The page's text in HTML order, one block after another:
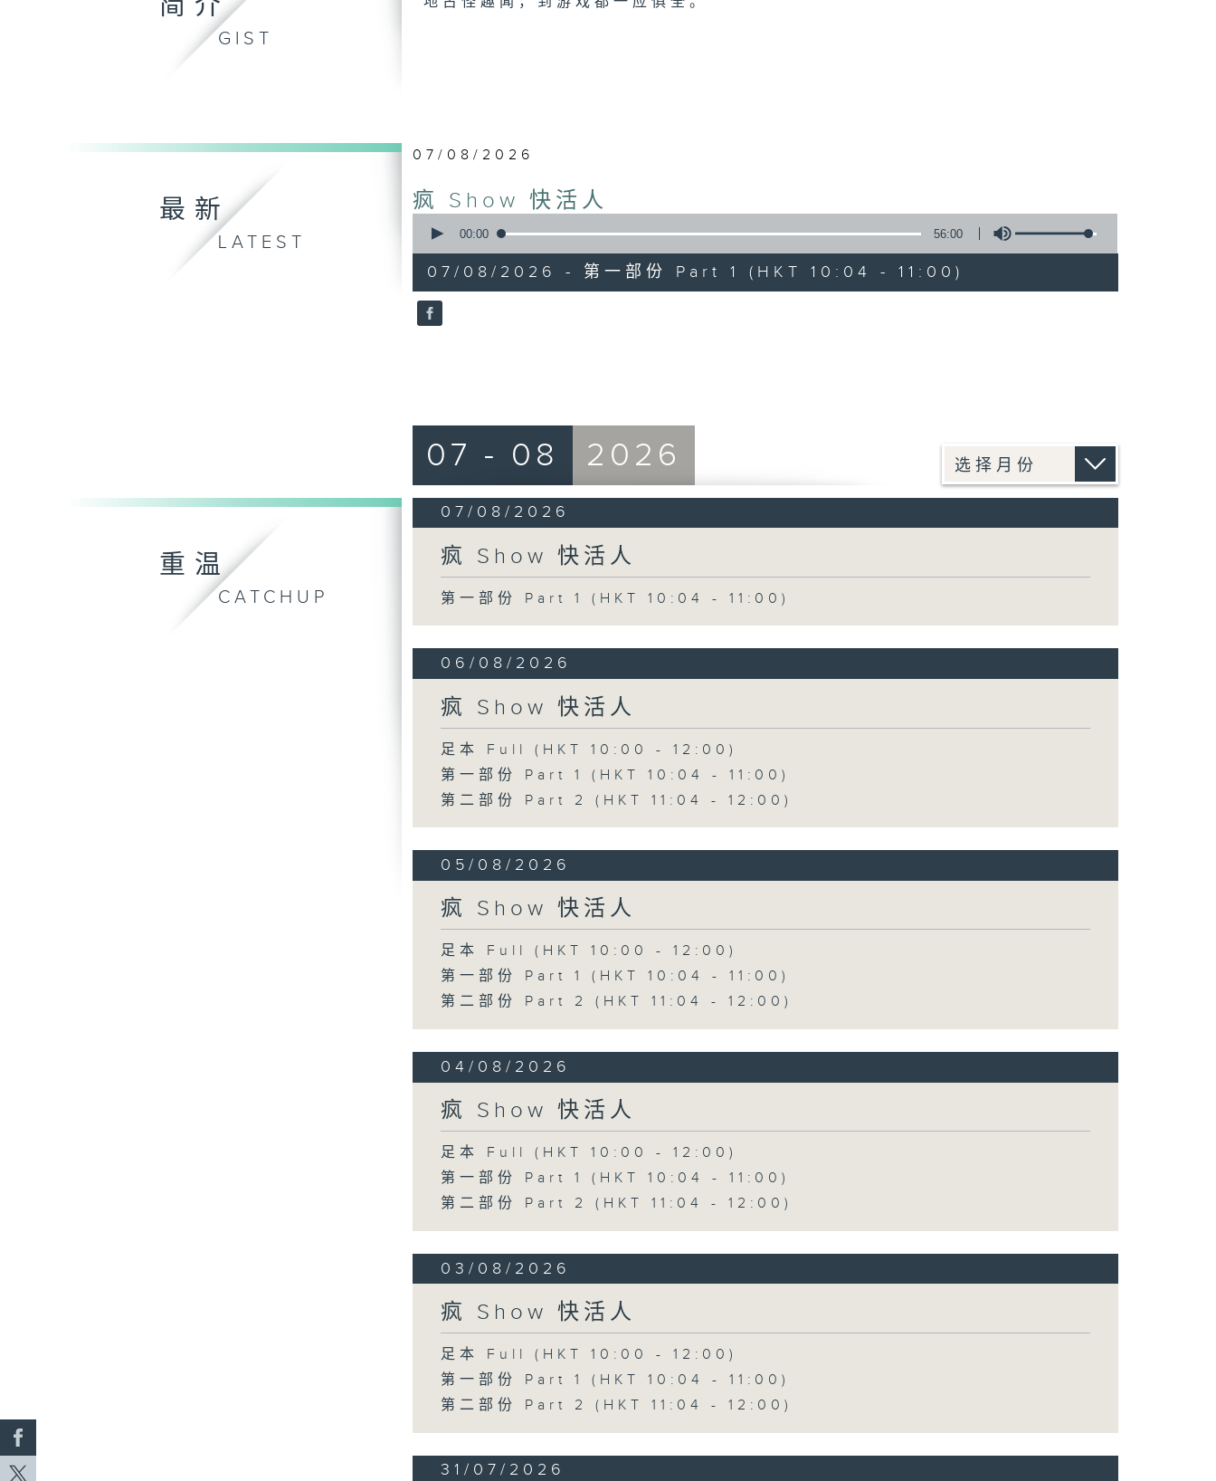
简介
GIST
最新
LATEST
07/08/2026
疯 Show 快活人
seconds
56
minutes,
0
seconds
90%
00:00 56:00
07/08/2026 - 第一部份 Part 1 (HKT 10:04 - 11:00)
重温
CATCHUP
07 - 08 2026
07/08/2026
疯 Show 快活人
第一部份 Part 1 (HKT 10:04 - 11:00)
06/08/2026
疯 Show 快活人
足本 Full (HKT 10:00 - 12:00)
第一部份 Part 1 (HKT 10:04 - 11:00)
第二部份 Part 2 (HKT 11:04 - 12:00)
05/08/2026
疯 Show 快活人
足本 Full (HKT 10:00 - 12:00)
第一部份 Part 1 (HKT 10:04 - 11:00)
第二部份 Part 2 (HKT 11:04 - 12:00)
04/08/2026
疯 Show 快活人
足本 Full (HKT 10:00 - 12:00)
第一部份 Part 1 (HKT 10:04 - 11:00)
第二部份 Part 2 (HKT 11:04 - 12:00)
03/08/2026
疯 Show 快活人
足本 Full (HKT 10:00 - 12:00)
第一部份 Part 1 (HKT 10:04 - 11:00)
第二部份 Part 2 (HKT 11:04 - 12:00)
31/07/2026